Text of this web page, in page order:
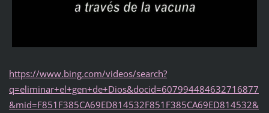
https://www.bing.com/videos/search?
q=eliminar+el+gen+de+Dios&docid=607994484632716877
&mid=F851F385CA69ED814532F851F385CA69ED814532&